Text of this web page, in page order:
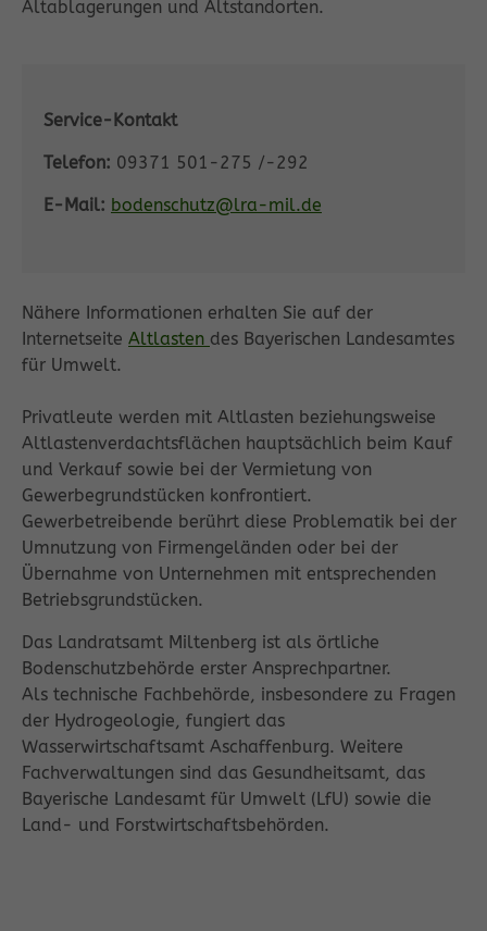
Altablagerungen und Altstandorten.
Service-Kontakt
Telefon: 09371 501-275 /-292
E-Mail: bodenschutz@lra-mil.de
Nähere Informationen erhalten Sie auf der
Internetseite Altlasten des Bayerischen Landesamtes
für Umwelt.
Privatleute werden mit Altlasten beziehungsweise
Altlastenverdachtsflächen hauptsächlich beim Kauf
und Verkauf sowie bei der Vermietung von
Gewerbegrundstücken konfrontiert.
Gewerbetreibende berührt diese Problematik bei der
Umnutzung von Firmengeländen oder bei der
Übernahme von Unternehmen mit entsprechenden
Betriebsgrundstücken.
Das Landratsamt Miltenberg ist als örtliche
Bodenschutzbehörde erster Ansprechpartner.
Als technische Fachbehörde, insbesondere zu Fragen
der Hydrogeologie, fungiert das
Wasserwirtschaftsamt Aschaffenburg. Weitere
Fachverwaltungen sind das Gesundheitsamt, das
Bayerische Landesamt für Umwelt (LfU) sowie die
Land- und Forstwirtschaftsbehörden.